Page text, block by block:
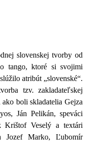
slovenskej tvorby od
tango, ktoré si svojimi
atribút „slovenské“.
tzv. zakladateľskej
boli skladatelia Gejza
Ján Pelikán, speváci
Krištof Veselý a textári
Jozef Marko, Ľubomír